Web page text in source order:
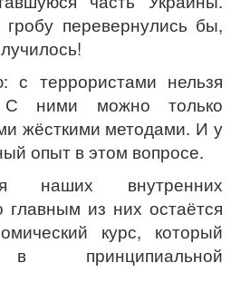
перевернулись бы,
с террористами нельзя
С ними можно только
жёсткими методами. И у
опыт в этом вопросе.
наших внутренних
главным из них остаётся
курс, который
принципиальной